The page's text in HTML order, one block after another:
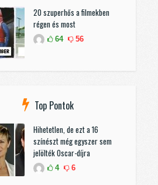
20 szuperhős a filmekben
régen és most
64 56
Top Pontok
Hihetetlen, de ezt a 16
színészt még egyszer sem
jelölték Oscar-díjra
4 6